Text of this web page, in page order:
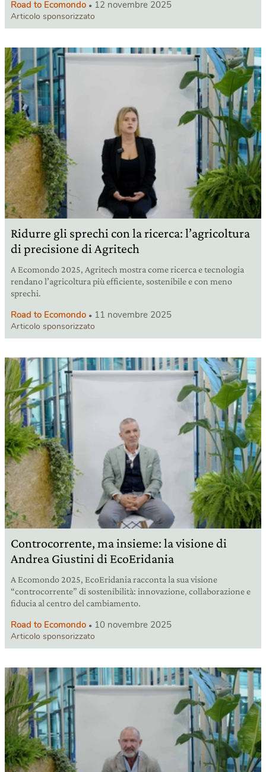
Road to Ecomondo 12 novembre 2025
Articolo sponsorizzato
Ridurre gli sprechi con la ricerca: l’agricoltura
di precisione di Agritech
A Ecomondo 2025, Agritech mostra come ricerca e tecnologia
rendano l’agricoltura più efficiente, sostenibile e con meno
sprechi.
Road to Ecomondo 11 novembre 2025
Articolo sponsorizzato
Controcorrente, ma insieme: la visione di
Andrea Giustini di EcoEridania
A Ecomondo 2025, EcoEridania racconta la sua visione
“controcorrente” di sostenibilità: innovazione, collaborazione e
fiducia al centro del cambiamento.
Road to Ecomondo 10 novembre 2025
Articolo sponsorizzato